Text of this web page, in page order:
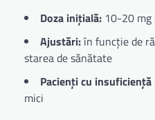
Doza inițială: 10-20 mg
Ajustări:în funcție de
starea de sănătate
Pacienți cu
mici